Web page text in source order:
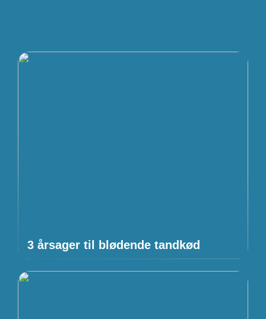
3 årsager til blødende tandkød